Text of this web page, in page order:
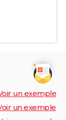
un exemple
un exemple